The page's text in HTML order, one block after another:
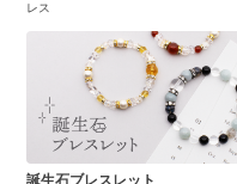
レス
誕生石ブレスレット